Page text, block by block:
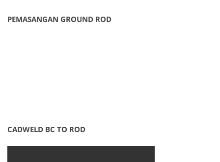
PEMASANGAN GROUND ROD
CADWELD BC TO ROD